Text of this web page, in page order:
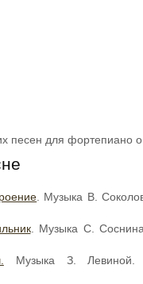
песен для фортепиано
. Музыка В.
. Музыка С.
Музыка З. Левиной.